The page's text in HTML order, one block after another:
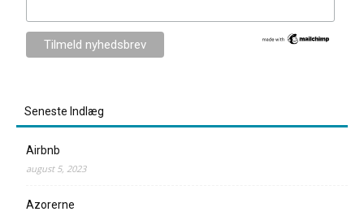
Seneste Indlæg
Airbnb
august 5, 2023
Azorerne